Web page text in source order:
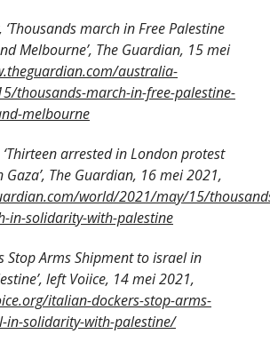
march in Free Palestine
Melbourne’, The Guardian, 15 mei
australia-
thousands-march-in-free-palestine-
melbourne
arrested in London protest
The Guardian, 16 mei 2021,
world/2021/may/15/
in-solidarity-with-palestine
Stop Arms Shipment to israel in
left Voiice, 14 mei 2021,
italian-dockers-stop-arms-
in-solidarity-with-palestine/